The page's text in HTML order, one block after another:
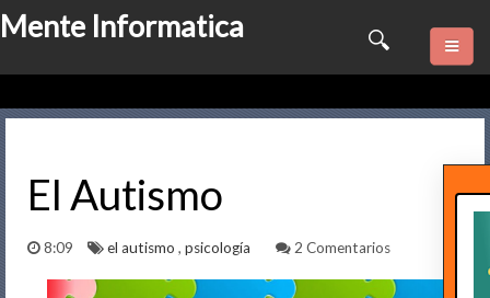
Mente Informatica
Quienes somos
Software
El Autismo
8:09 el autismo , psicología 2 Comentarios